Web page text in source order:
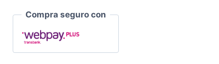
Compra seguro con